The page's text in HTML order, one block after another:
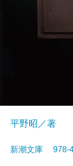
平野昭／著
新潮文庫 978-